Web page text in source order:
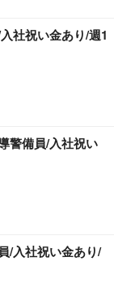
社祝い金あり/週1
警備員/入社祝い
/入社祝い金あり/